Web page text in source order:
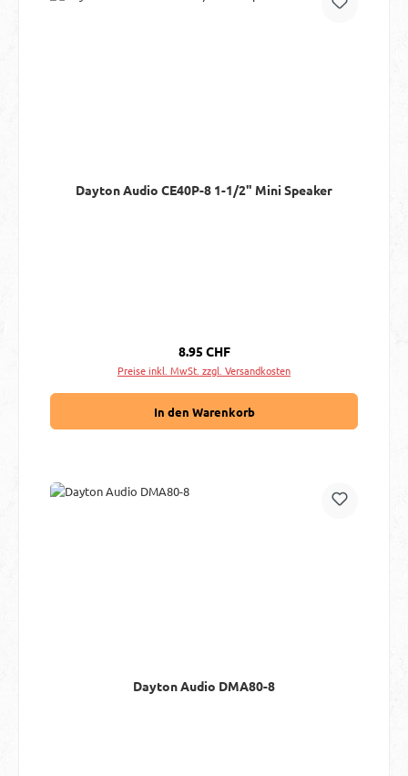
Dayton Audio CE40P-8 1-1/2" Mini Speaker
Regulärer Preis:
8.95 CHF
Preise inkl. MwSt. zzgl. Versandkosten
In den Warenkorb
Dayton Audio DMA80-8